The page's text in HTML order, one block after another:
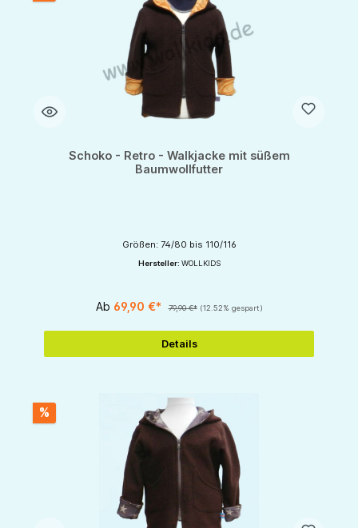
Schoko - Retro - Walkjacke mit süßem
Baumwollfutter
Größen: 74/80 bis 110/116
Hersteller: WOLLKIDS
Ab 69,90 €* 79,90 €* (12.52% gespart)
Details
%